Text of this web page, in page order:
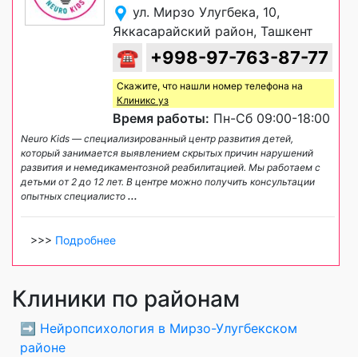
ул. Мирзо Улугбека, 10,
Яккасарайский район, Ташкент
☎ +998-97-763-87-77
Скажите, что нашли номер телефона на
Клиникс уз
Время работы: Пн-Сб 09:00-18:00
Neuro Kids — специализированный центр развития детей,
который занимается выявлением скрытых причин нарушений
развития и немедикаментозной реабилитацией. Мы работаем с
детьми от 2 до 12 лет. В центре можно получить консультации
опытных специалисто ...
>>> Подробнее
Клиники по районам
➡️ Нейропсихология в Мирзо-Улугбекском
районе